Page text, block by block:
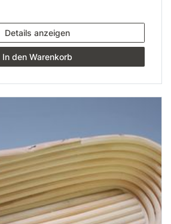
Details anzeigen
In den Warenkorb